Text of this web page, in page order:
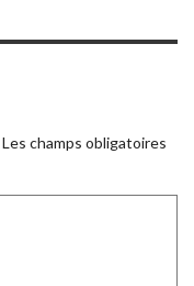
Les champs obligatoires